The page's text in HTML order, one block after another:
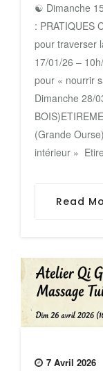
☯ Dimanche
: PRATIQUES
pour traverser
17/01/26 –
pour « nourrir
Dimanche 28/
(Grande
intérieur »
Read
7 Avril 2026